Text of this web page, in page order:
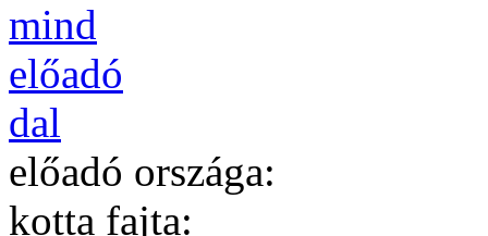
mind
előadó
dal
előadó országa:
kotta fajta: